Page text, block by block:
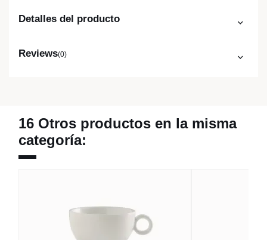
Detalles del producto
Reviews(0)
16 Otros productos en la misma
categoría: